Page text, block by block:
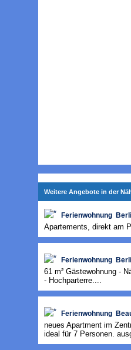
Weitere Angebote in der
Ferienwohnung
Apartements, direkt am
Ferienwohnung
61 m² Gästewohnung -
- Hochparterre....
Ferienwohnung
neues Apartment im
ideal für 7 Personen.